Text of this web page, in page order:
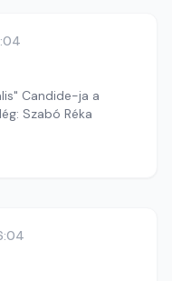
Candide-ja a
Szabó Réka